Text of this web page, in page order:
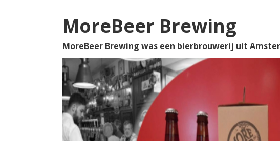
MoreBeer Brewing
MoreBeer Brewing was een bierbrouwerij uit